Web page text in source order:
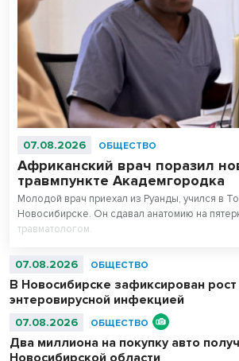
07.08.2026 ОБЩЕСТВО
Африканский врач поразил
травмпункте Академгородка
Молодой врач приехал из Руанды, учился в
Новосибирске. Он сдавал анатомию на
травматологом.
07.08.2026 ОБЩЕСТВО
В Новосибирске зафиксирован
энтеровирусной инфекцией
07.08.2026 ОБЩЕСТВО
Два миллиона на покупку авто
Новосибирской области